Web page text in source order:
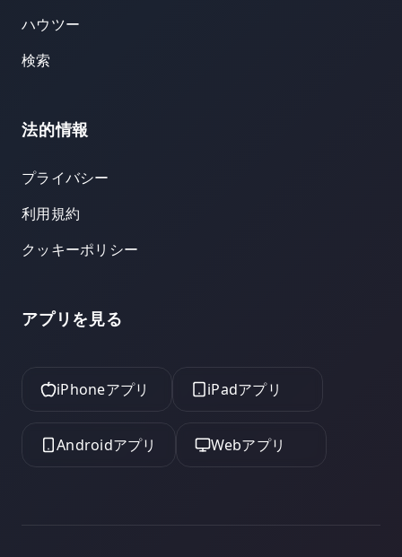
ハウツー
検索
法的情報
プライバシー
利用規約
クッキーポリシー
アプリを見る
iPhoneアプリ iPadアプリ
Androidアプリ Webアプリ